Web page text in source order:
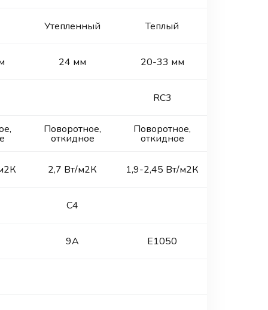
Утепленный
24 мм
Поворотное,
откидное
2,7 Вт/м2К
С4
9А
Теплый
20-33 мм
RC3
Поворотное,
откидное
1,9-2,45 Вт/м2К
Е1050